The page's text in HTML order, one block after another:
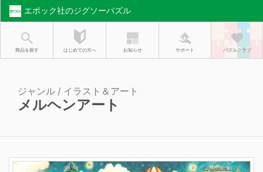
エポック社のジグソーパズル
商品を探す はじめての方へ お知らせ サポート パズルクラブ
ジャンル / イラスト＆アート
メルヘンアート